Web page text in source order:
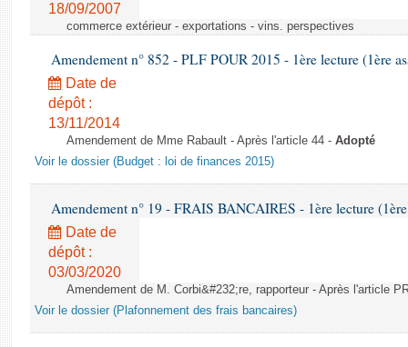
18/09/2007
commerce extérieur - exportations - vins. perspectives
Amendement n° 852 - PLF POUR 2015 - 1ère lecture (1ère
Date de
dépôt :
13/11/2014
Amendement de Mme Rabault - Après l'article 44 - Adopté
Voir le dossier (Budget : loi de finances 2015)
Amendement n° 19 - FRAIS BANCAIRES - 1ère lecture
Date de
dépôt :
03/03/2020
Amendement de M. Corbi&#232;re, rapporteur - Après l'article
Voir le dossier (Plafonnement des frais bancaires)